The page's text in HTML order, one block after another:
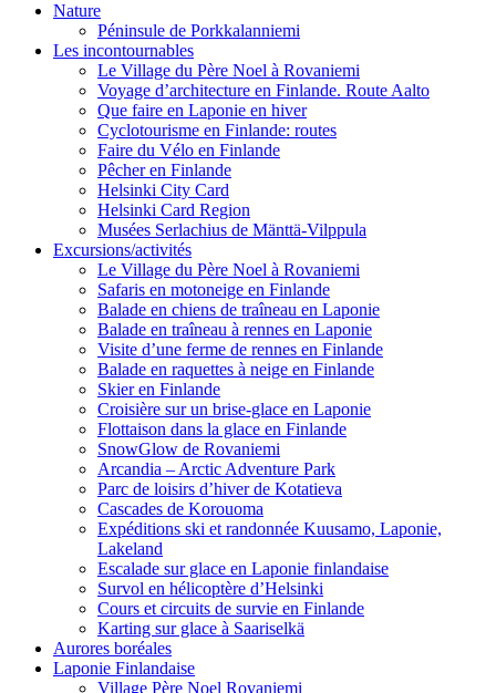
Nature
Péninsule de Porkkalanniemi
Les incontournables
Le Village du Père Noel à Rovaniemi
Voyage d’architecture en Finlande. Route Aalto
Que faire en Laponie en hiver
Cyclotourisme en Finlande: routes
Faire du Vélo en Finlande
Pêcher en Finlande
Helsinki City Card
Helsinki Card Region
Musées Serlachius de Mänttä-Vilppula
Excursions/activités
Le Village du Père Noel à Rovaniemi
Safaris en motoneige en Finlande
Balade en chiens de traîneau en Laponie
Balade en traîneau à rennes en Laponie
Visite d’une ferme de rennes en Finlande
Balade en raquettes à neige en Finlande
Skier en Finlande
Croisière sur un brise-glace en Laponie
Flottaison dans la glace en Finlande
SnowGlow de Rovaniemi
Arcandia – Arctic Adventure Park
Parc de loisirs d’hiver de Kotatieva
Cascades de Korouoma
Expéditions ski et randonnée Kuusamo, Laponie,
Lakeland
Escalade sur glace en Laponie finlandaise
Survol en hélicoptère d’Helsinki
Cours et circuits de survie en Finlande
Karting sur glace à Saariselkä
Aurores boréales
Laponie Finlandaise
Village Père Noel Rovaniemi